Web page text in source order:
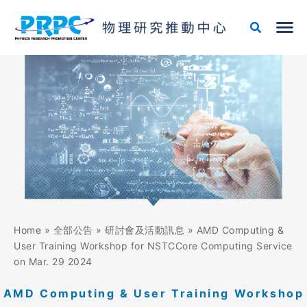
Home » 全部公告 » 研討會及活動訊息 » AMD Computing &
User Training Workshop for NSTCCore Computing Service
on Mar. 29 2024
AMD Computing & User Training Workshop